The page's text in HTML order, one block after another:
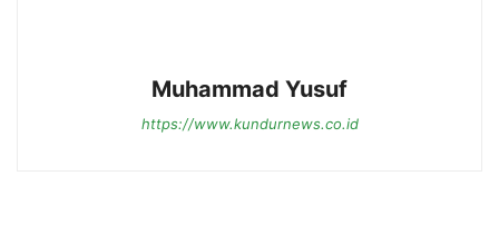
Muhammad Yusuf
https://www.kundurnews.co.id